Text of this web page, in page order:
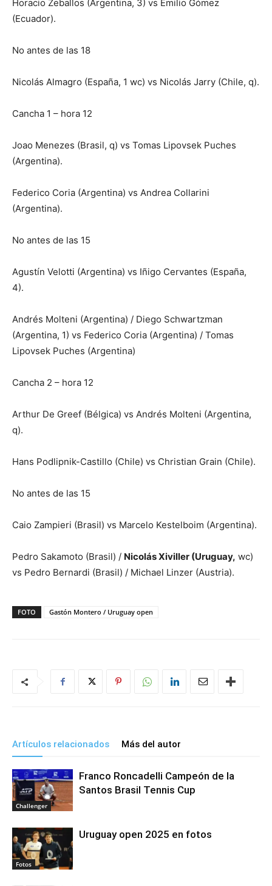
Horacio Zeballos (Argentina, 3) vs Emilio Gómez
(Ecuador).
No antes de las 18
Nicolás Almagro (España, 1 wc) vs Nicolás Jarry (Chile, q).
Cancha 1 – hora 12
Joao Menezes (Brasil, q) vs Tomas Lipovsek Puches
(Argentina).
Federico Coria (Argentina) vs Andrea Collarini
(Argentina).
No antes de las 15
Agustín Velotti (Argentina) vs Iñigo Cervantes (España,
4).
Andrés Molteni (Argentina) / Diego Schwartzman
(Argentina, 1) vs Federico Coria (Argentina) / Tomas
Lipovsek Puches (Argentina)
Cancha 2 – hora 12
Arthur De Greef (Bélgica) vs Andrés Molteni (Argentina,
q).
Hans Podlipnik-Castillo (Chile) vs Christian Grain (Chile).
No antes de las 15
Caio Zampieri (Brasil) vs Marcelo Kestelboim (Argentina).
Pedro Sakamoto (Brasil) / Nicolás Xiviller (Uruguay, wc)
vs Pedro Bernardi (Brasil) / Michael Linzer (Austria).
FOTO Gastón Montero / Uruguay open
Artículos relacionados Más del autor
Challenger
Franco Roncadelli Campeón de la
Santos Brasil Tennis Cup
Fotos
Uruguay open 2025 en fotos